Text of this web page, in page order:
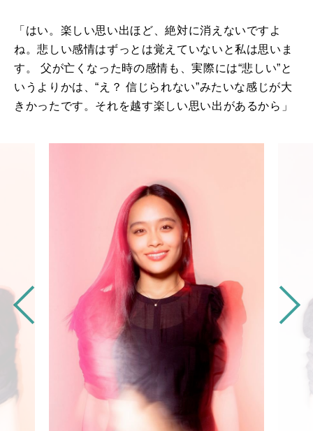
「はい。楽しい思い出ほど、絶対に消えないですよ
ね。悲しい感情はずっとは覚えていないと私は思いま
す。 父が亡くなった時の感情も、実際には“悲しい”と
いうよりかは、“え？ 信じられない”みたいな感じが大
きかったです。それを越す楽しい思い出があるから」